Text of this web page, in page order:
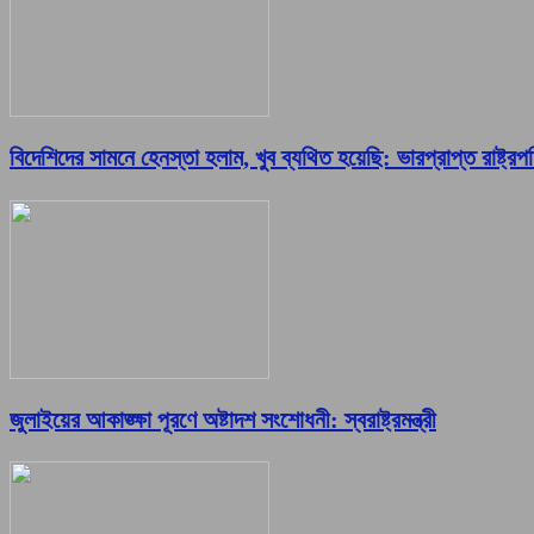
বিদেশিদের সামনে হেনস্তা হলাম, খুব ব্যথিত হয়েছি: ভারপ্রাপ্ত
জুলাইয়ের আকাঙ্ক্ষা পূরণে অষ্টাদশ সংশোধনী: স্বরাষ্ট্রমন্ত্রী